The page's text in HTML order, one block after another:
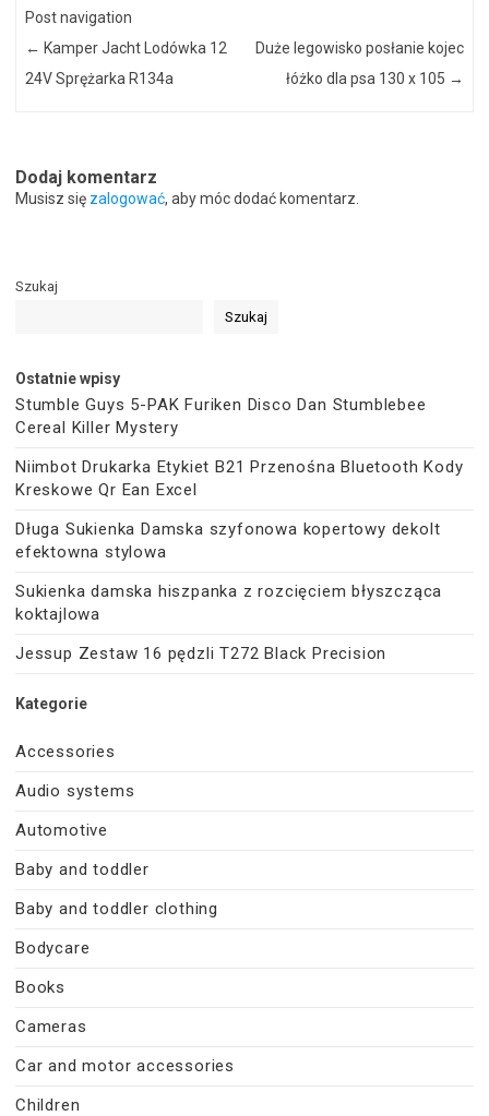
Post navigation
← Kamper Jacht Lodówka 12
24V Sprężarka R134a
Duże legowisko posłanie kojec
łóżko dla psa 130 x 105 →
Dodaj komentarz
Musisz się zalogować, aby móc dodać komentarz.
Szukaj
Szukaj
Ostatnie wpisy
Stumble Guys 5-PAK Furiken Disco Dan Stumblebee
Cereal Killer Mystery
Niimbot Drukarka Etykiet B21 Przenośna Bluetooth Kody
Kreskowe Qr Ean Excel
Długa Sukienka Damska szyfonowa kopertowy dekolt
efektowna stylowa
Sukienka damska hiszpanka z rozcięciem błyszcząca
koktajlowa
Jessup Zestaw 16 pędzli T272 Black Precision
Kategorie
Accessories
Audio systems
Automotive
Baby and toddler
Baby and toddler clothing
Bodycare
Books
Cameras
Car and motor accessories
Children